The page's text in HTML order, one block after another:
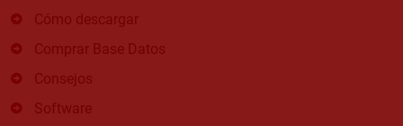
Cómo descargar
Comprar Base Datos
Consejos
Software